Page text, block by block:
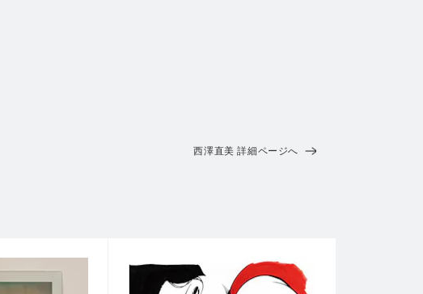
西澤直美 詳細ページへ